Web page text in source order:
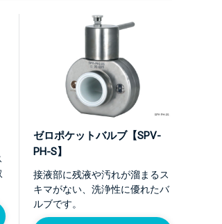
ゼロポケットバルブ【SPV-
PH-S】
接液部に残液や汚れが溜まるス
キマがない、洗浄性に優れたバ
ルブです。